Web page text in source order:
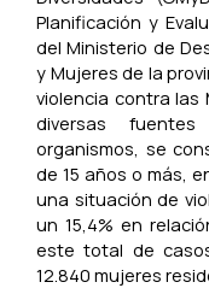
Planificación y
del Ministerio de
y Mujeres de la
violencia contra las
diversas
organismos, se
de 15 años o más,
una situación de
un 15,4% en
este total de
12.840 mujeres